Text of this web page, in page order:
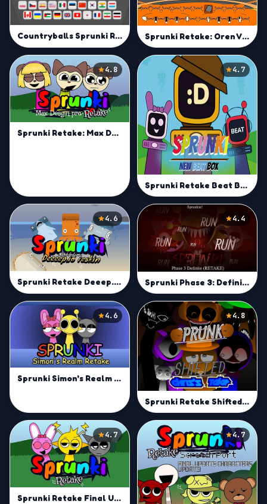
Countryballs Sprunki Retake Sprunki Retake: Oren Virus
4.8
Sprunki Retake: Max Design Pro
4.7
Sprunki Retake Beat Box
4.6
Sprunki Retake Deeep.io Reskin
4.4
Sprunki Phase 3: Definitive Retake
4.6
Sprunki Simon's Realm Retake
4.8
Sprunki Retake Shifted | Remix Your Sprunki Sound Today
4.7
Sprunki Retake Final Update | Master Mix and Groove
4.7